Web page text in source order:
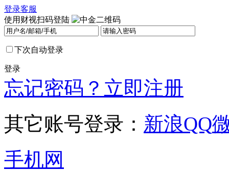
登录客服
使用财视扫码登陆
下次自动登录
登录
忘记密码？ 立即注册
其它账号登录： 新浪QQ
手机网